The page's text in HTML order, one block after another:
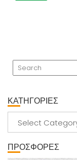
ΚΑΤΗΓΟΡΙΕΣ
ΚΑΤΗΓΟΡΙΕΣ
ΠΡΟΣΦΟΡΕΣ